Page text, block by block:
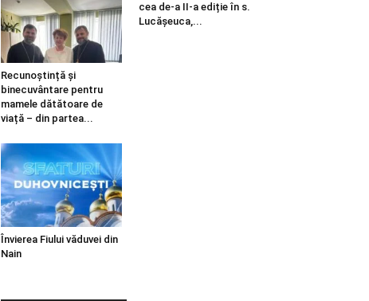
Recunoștință și
binecuvântare pentru
mamele dătătoare de
viață – din partea...
cea de-a II-a ediție în s.
Lucășeuca,...
Învierea Fiului văduvei din
Nain